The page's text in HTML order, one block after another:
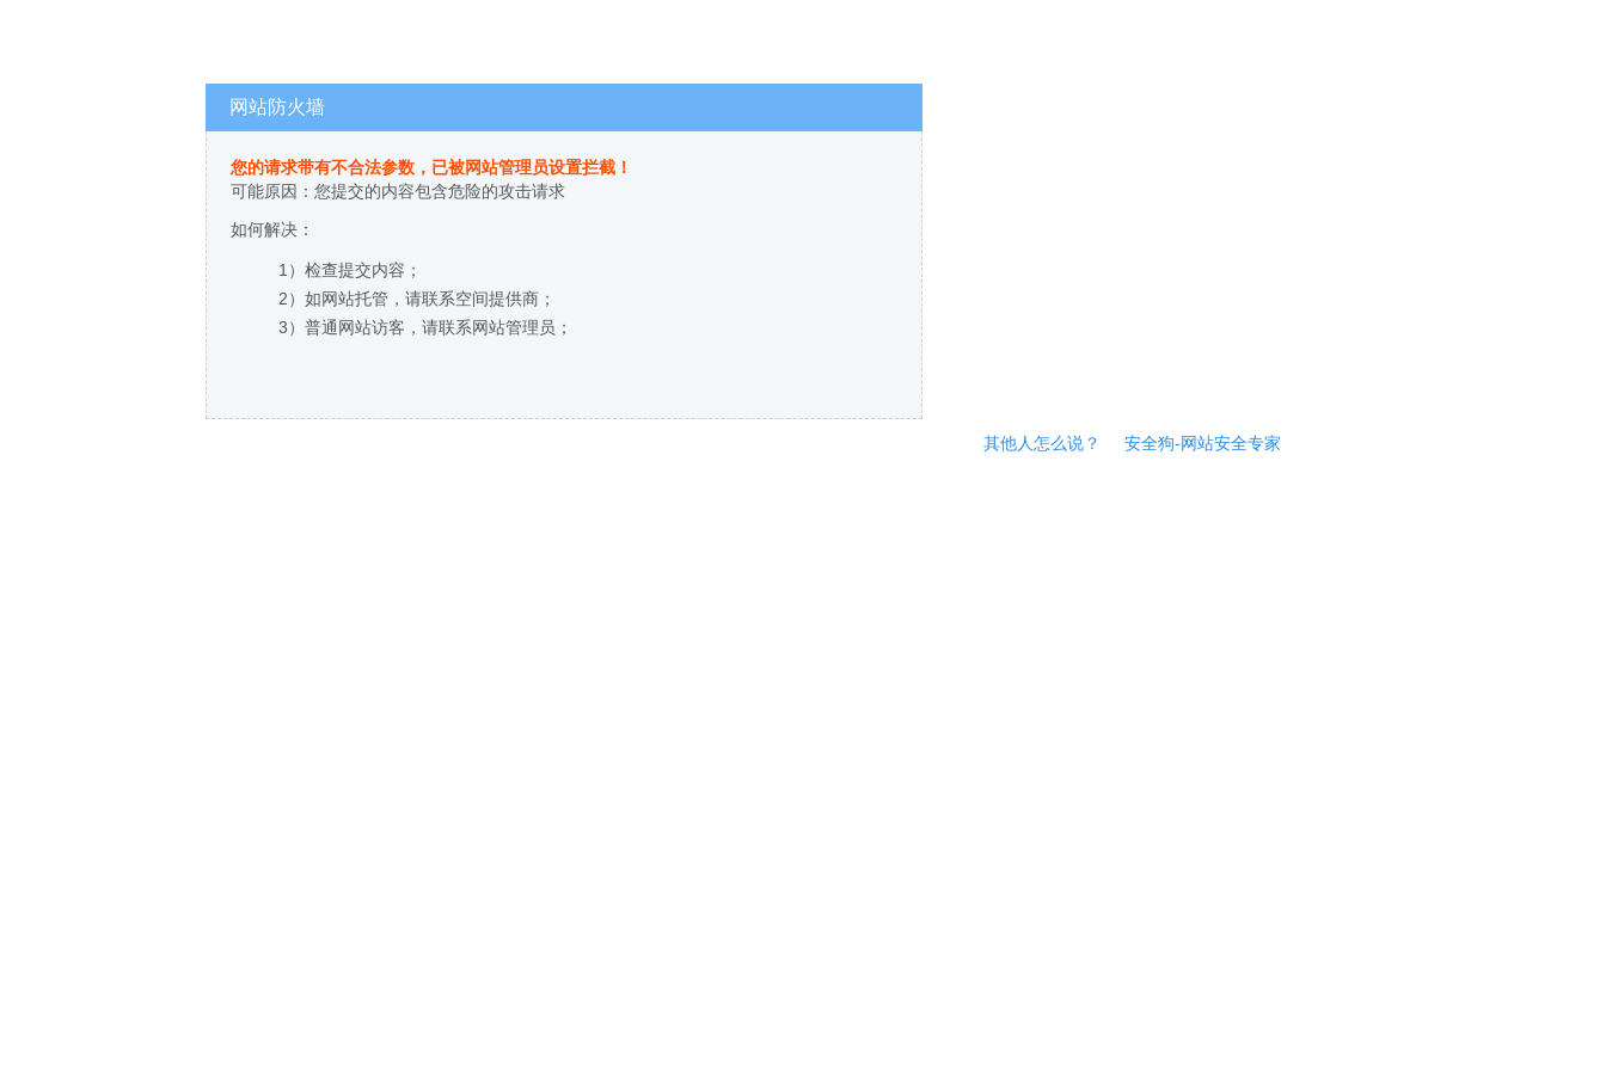
网站防火墙
您的请求带有不合法参数，已被网站管理员设置拦截！
可能原因：您提交的内容包含危险的攻击请求
如何解决：
1）检查提交内容；
2）如网站托管，请联系空间提供商；
3）普通网站访客，请联系网站管理员；
其他人怎么说？ 安全狗-网站安全专家